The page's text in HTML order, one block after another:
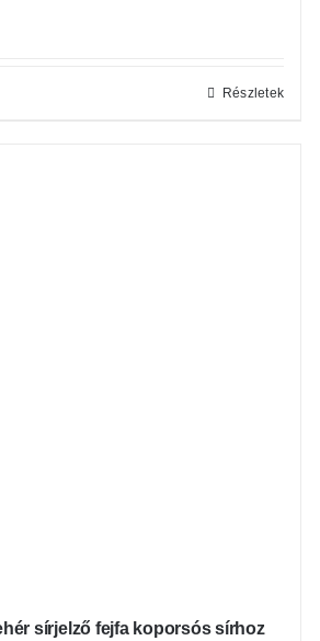
Részletek
sírjelző fejfa koporsós sírhoz